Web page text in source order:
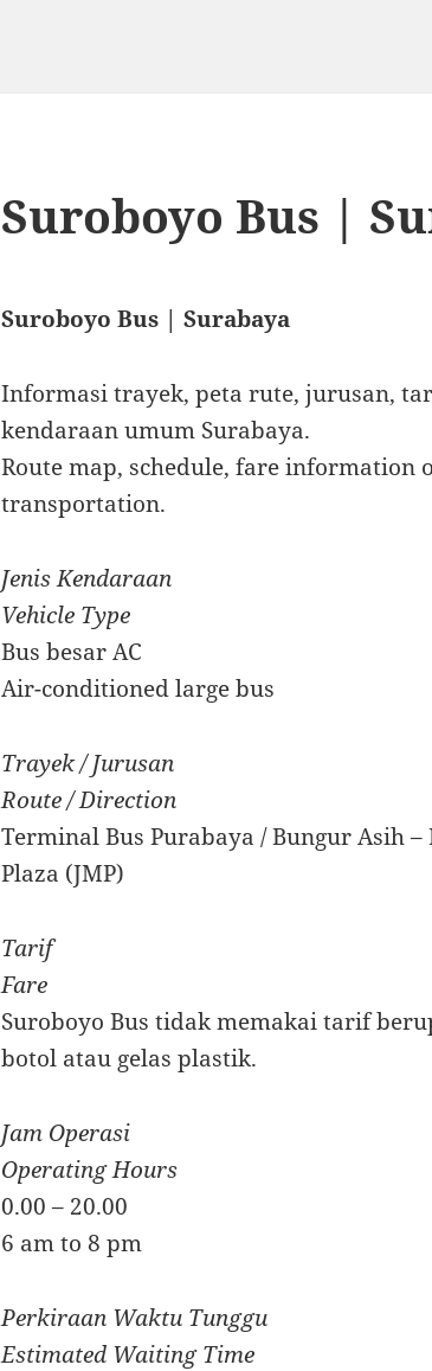
Suroboyo Bus |
Suroboyo Bus | Surabaya
Informasi trayek, peta rute, jurusan,
kendaraan umum Surabaya.
Route map, schedule, fare information
transportation.
Jenis Kendaraan
Vehicle Type
Bus besar AC
Air-conditioned large bus
Trayek / Jurusan
Route / Direction
Terminal Bus Purabaya / Bungur Asih
Plaza (JMP)
Tarif
Fare
Suroboyo Bus tidak memakai tarif
botol atau gelas plastik.
Jam Operasi
Operating Hours
0.00 – 20.00
6 am to 8 pm
Perkiraan Waktu Tunggu
Estimated Waiting Time